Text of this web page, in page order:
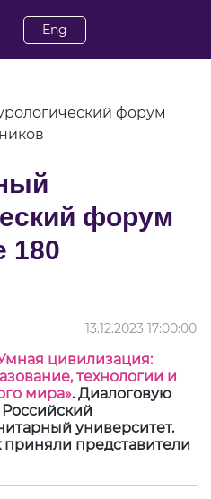
Eng
форум
180
13.12.2023 17:00:00
цивилизация:
технологии и
мира». Диалоговую
университет.
представители